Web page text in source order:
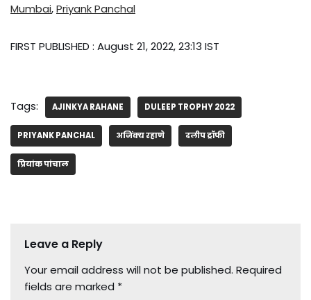
Mumbai,Priyank Panchal
FIRST PUBLISHED : August 21, 2022, 23:13 IST
Tags: AJINKYA RAHANE DULEEP TROPHY 2022
PRIYANK PANCHAL अजिंक्य रहाणे दलीप ट्रॉफी
प्रियांक पांचाल
Leave a Reply
Your email address will not be published. Required
fields are marked *